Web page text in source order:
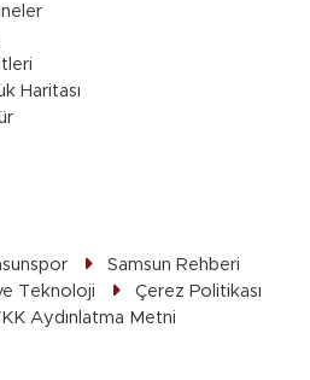
Haritası
Samsun Rehberi
Teknoloji
Çerez Politikası
Aydınlatma Metni